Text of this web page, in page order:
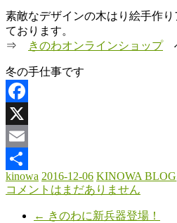
素敵なデザインの木はり絵手作
ております。
⇒
きのわオンラインショップ
冬の手仕事です
Facebook
X
Email
共
kinowa 2016-12-06 KINOWA BLOG
コメントはまだありません
← きのわに新兵器登場！